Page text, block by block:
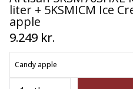
liter + 5KSMICM Ice
apple
9.249 kr.
Candy apple